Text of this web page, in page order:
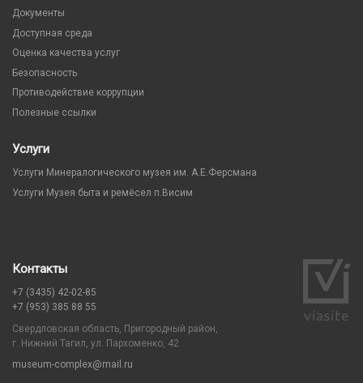
Документы
Доступная среда
Оценка качества услуг
Безопасность
Противодействие коррупции
Полезные ссылки
Услуги
Услуги Минералогического музея им. А.Е.Ферсмана
Услуги Музея быта и ремёсел п.Висим
Контакты
+7 (3435) 42-02-85
+7 (953) 385 88 55
Свердловская область, Пригородный район,
г. Нижний Тагил, ул. Пархоменко, 42
museum-complex@mail.ru